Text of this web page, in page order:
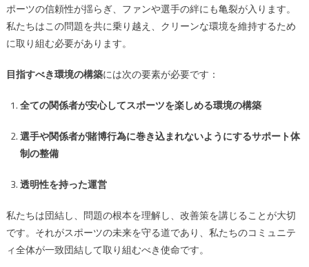
ポーツの信頼性が揺らぎ、ファンや選手の絆にも亀裂が入ります。
私たちはこの問題を共に乗り越え、クリーンな環境を維持するため
に取り組む必要があります。
目指すべき環境の構築には次の要素が必要です：
全ての関係者が安心してスポーツを楽しめる環境の構築
選手や関係者が賭博行為に巻き込まれないようにするサポート体
制の整備
透明性を持った運営
私たちは団結し、問題の根本を理解し、改善策を講じることが大切
です。それがスポーツの未来を守る道であり、私たちのコミュニテ
ィ全体が一致団結して取り組むべき使命です。